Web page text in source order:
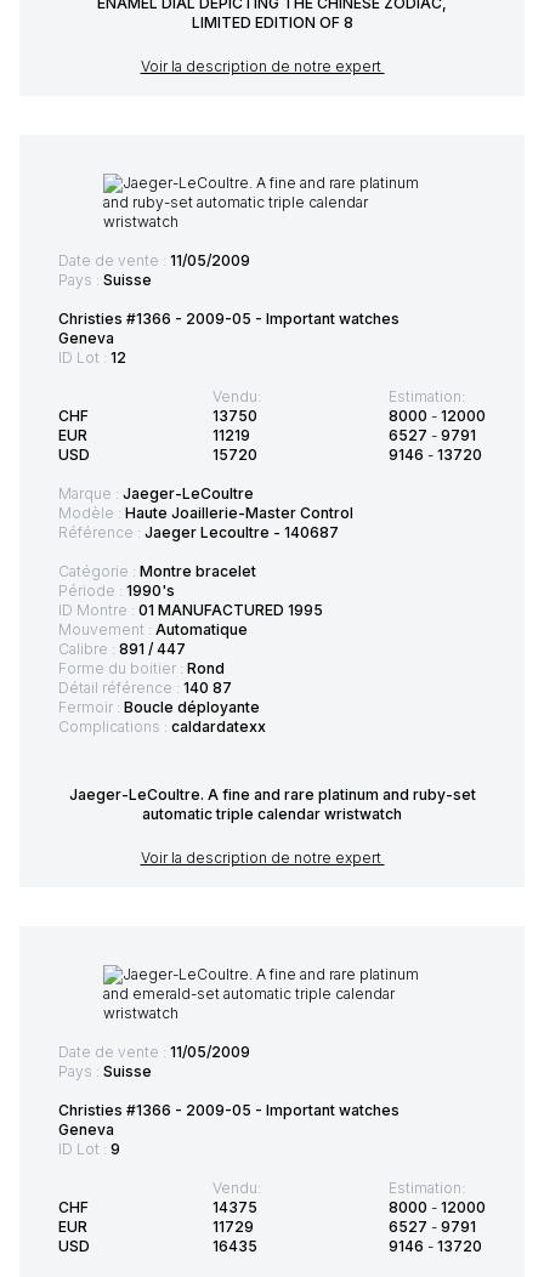
LIMITED EDITION OF 8
Voir la description de notre expert
Date de vente : 11/05/2009
Pays : Suisse
Christies #1366 - 2009-05 - Important watches
Geneva
ID Lot : 12
CHF
EUR
USD
Vendu:
13750
11219
15720
Estimation:
8000 - 12000
6527 - 9791
9146 - 13720
Marque : Jaeger-LeCoultre
Modèle : Haute Joaillerie-Master Control
Référence : Jaeger Lecoultre - 140687
Catégorie : Montre bracelet
Période : 1990's
ID Montre : 01 MANUFACTURED 1995
Mouvement : Automatique
Calibre : 891 / 447
Forme du boitier : Rond
Détail référence : 140 87
Fermoir : Boucle déployante
Complications : caldardatexx
Jaeger-LeCoultre. A fine and rare platinum and ruby-set
automatic triple calendar wristwatch
Voir la description de notre expert
Date de vente : 11/05/2009
Pays : Suisse
Christies #1366 - 2009-05 - Important watches
Geneva
ID Lot : 9
CHF
EUR
USD
Vendu:
14375
11729
16435
Estimation:
8000 - 12000
6527 - 9791
9146 - 13720